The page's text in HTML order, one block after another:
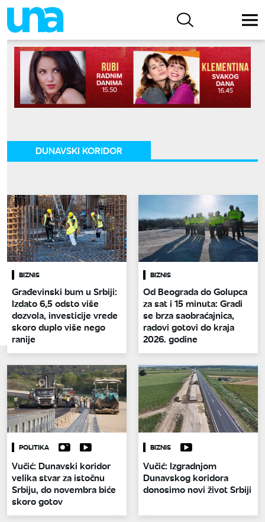
DUNAVSKI KORIDOR
BIZNIS
Građevinski bum u Srbiji:
Izdato 6,5 odsto više
dozvola, investicije vrede
skoro duplo više nego
ranije
BIZNIS
Od Beograda do Golupca
za sat i 15 minuta: Gradi
se brza saobraćajnica,
radovi gotovi do kraja
2026. godine
POLITIKA
Vučić: Dunavski koridor
velika stvar za istočnu
Srbiju, do novembra biće
skoro gotov
BIZNIS
Vučić: Izgradnjom
Dunavskog koridora
donosimo novi život Srbiji